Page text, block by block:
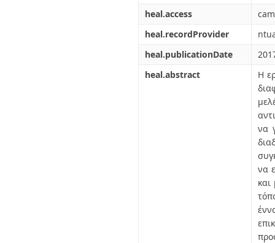
heal.access
heal.recordProvider
heal.publicationDate
heal.abstract
Η
να
να
και